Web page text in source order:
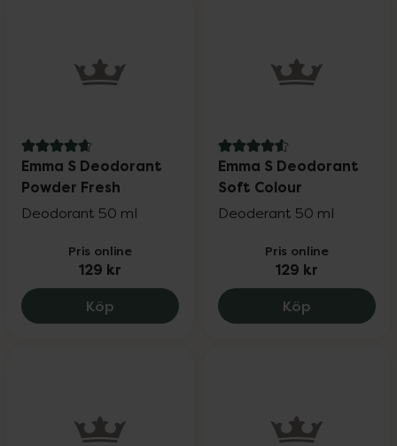
4.9 av 5 i omdöme
Emma S Deodorant
Powder Fresh
Deodorant 50 ml
Pris online
129 kr
Köp Emma S Deodorant Powder Fresh, 129
4.6 av 5 i omdöme
Emma S Deodorant
Soft Colour
Deoderant 50 ml
Pris online
129 kr
Köp Emma S